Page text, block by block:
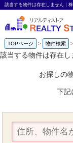
該当する物件は存在しません｜
TOPページ 物件検索
該当する物件は存在し
お探しの
下記